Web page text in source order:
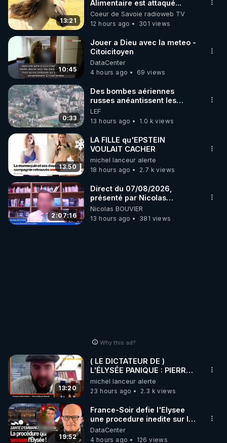
▶ 30 jours gratuit sur l’application de méditation et
de bien-être ENVOL :
Rendez-vous sur https://www.envol.app/code
le code : REGENERE
13:21
Alimentaire est attaqué...
Coeur de Savoie radioweb TV
12 hours ago
301 views
10:45
Jouer a Dieu avec la meteo -
Citoicitoyen
DataCenter
4 hours ago
69 views
0:33
Des bombes aériennes
russes anéantissent les
centres de contrôle de
drones de 3 brigades
ukrainienne
LEF
13 hours ago
1.0 k views
13:50
LA FILLE qu'EPSTEIN
VOULAIT CACHER
michel lanceur alerte
18 hours ago
2.7 k views
2:07:16
Direct du 07/08/2026,
présenté par Nicolas
BOUVIER
Nicolas BOUVIER
13 hours ago
381 views
Why this ad?
13:20
( LE DICTATEUR DE )
L'ÉLYSÉE PANIQUE : PIERRE
GUILLAUME MERCADAL
BALANCE TOUT
michel lanceur alerte
23 hours ago
2.3 k views
19:52
France-Soir defie l'Elysee
une procedure inedite sur la
sante du president - Nexus
DataCenter
4 hours ago
126 views